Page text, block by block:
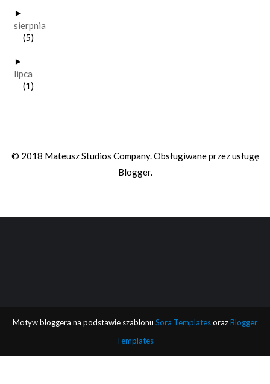
►
sierpnia
(5)
►
lipca
(1)
© 2018 Mateusz Studios Company. Obsługiwane przez usługę
Blogger.
Motyw bloggera na podstawie szablonu Sora TemplatesorazBlogger
Templates